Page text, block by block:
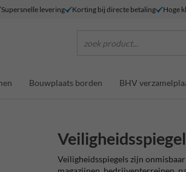
Supersnelle levering Korting bij directe betaling Hoge
zoek product...
Bouwplaats borden BHV
Veiligheidsspiegels zijn